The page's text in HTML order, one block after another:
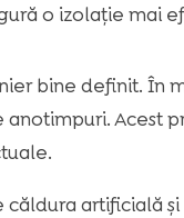
o izolație mai
bine definit. În
Acest
artificială